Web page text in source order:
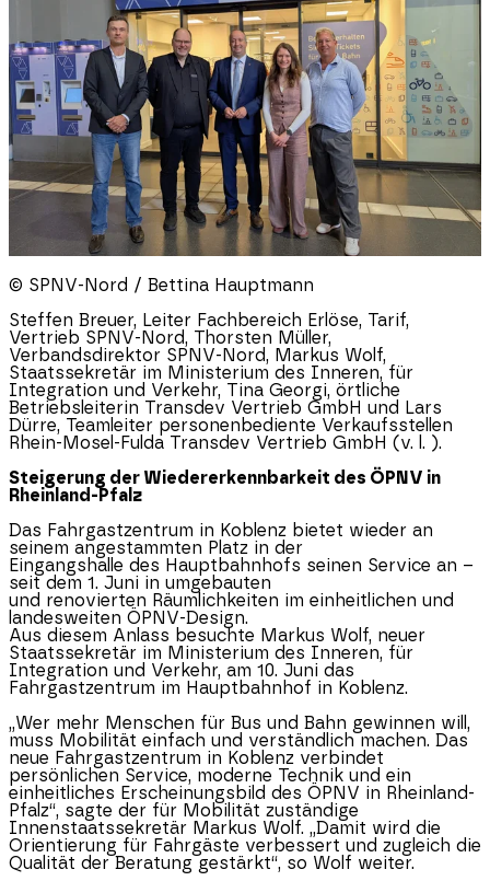
© SPNV-Nord / Bettina Hauptmann
Steffen Breuer, Leiter Fachbereich Erlöse, Tarif,
Vertrieb SPNV-Nord, Thorsten Müller,
Verbandsdirektor SPNV-Nord, Markus Wolf,
Staatssekretär im Ministerium des Inneren, für
Integration und Verkehr, Tina Georgi, örtliche
Betriebsleiterin Transdev Vertrieb GmbH und Lars
Dürre, Teamleiter personenbediente Verkaufsstellen
Rhein-Mosel-Fulda Transdev Vertrieb GmbH (v. l. ).
Steigerung der Wiedererkennbarkeit des ÖPNV in
Rheinland-Pfalz
Das Fahrgastzentrum in Koblenz bietet wieder an
seinem angestammten Platz in der
Eingangshalle des Hauptbahnhofs seinen Service an –
seit dem 1. Juni in umgebauten
und renovierten Räumlichkeiten im einheitlichen und
landesweiten ÖPNV-Design.
Aus diesem Anlass besuchte Markus Wolf, neuer
Staatssekretär im Ministerium des Inneren, für
Integration und Verkehr, am 10. Juni das
Fahrgastzentrum im Hauptbahnhof in Koblenz.
„Wer mehr Menschen für Bus und Bahn gewinnen will,
muss Mobilität einfach und verständlich machen. Das
neue Fahrgastzentrum in Koblenz verbindet
persönlichen Service, moderne Technik und ein
einheitliches Erscheinungsbild des ÖPNV in Rheinland-
Pfalz“, sagte der für Mobilität zuständige
Innenstaatssekretär Markus Wolf. „Damit wird die
Orientierung für Fahrgäste verbessert und zugleich die
Qualität der Beratung gestärkt“, so Wolf weiter.